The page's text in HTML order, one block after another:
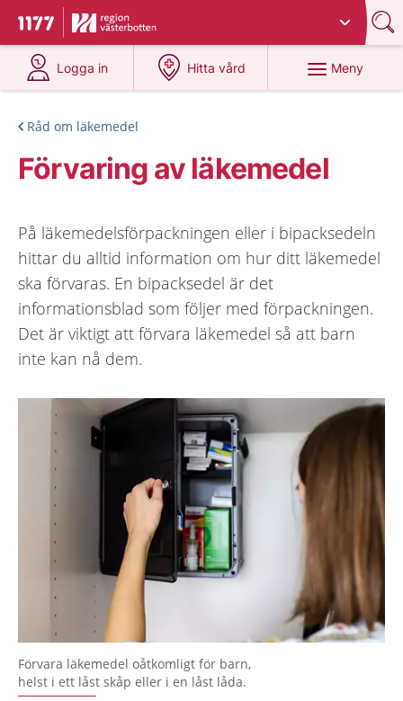
Till startsidan för 1177
Du har valt region
Logga in
på 1177.se
Hitta vård
på 1177.se
Meny
Råd om läkemedel
Förvaring av läkemedel
På läkemedelsförpackningen eller i bipacksedeln
hittar du alltid information om hur ditt läkemedel
ska förvaras. En bipacksedel är det
informationsblad som följer med förpackningen.
Det är viktigt att förvara läkemedel så att barn
inte kan nå dem.
Förvara läkemedel oåtkomligt för barn,
helst i ett låst skåp eller i en låst låda.